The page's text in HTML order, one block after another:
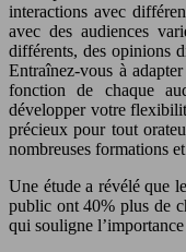
interactions avec
avec des audiences
différents, des opinions
Entraînez-vous à
fonction de chaque
développer votre
précieux pour tout
nombreuses formations
Une étude a révélé que
public ont 40% plus de
qui souligne